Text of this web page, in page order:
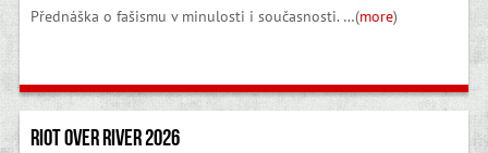
Přednáška o fašismu v minulosti i současnosti. …(more)
Riot Over River 2026